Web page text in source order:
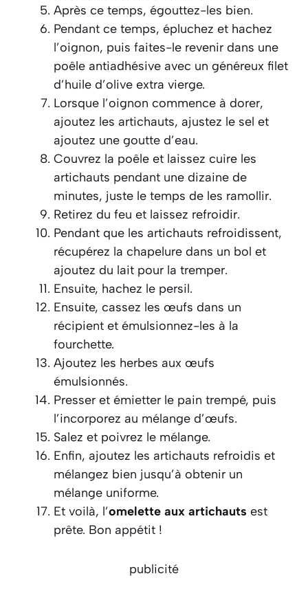
Après ce temps, égouttez-les bien.
Pendant ce temps, épluchez et hachez
l’oignon, puis faites-le revenir dans une
poêle antiadhésive avec un généreux filet
d’huile d’olive extra vierge.
Lorsque l’oignon commence à dorer,
ajoutez les artichauts, ajustez le sel et
ajoutez une goutte d’eau.
Couvrez la poêle et laissez cuire les
artichauts pendant une dizaine de
minutes, juste le temps de les ramollir.
Retirez du feu et laissez refroidir.
Pendant que les artichauts refroidissent,
récupérez la chapelure dans un bol et
ajoutez du lait pour la tremper.
Ensuite, hachez le persil.
Ensuite, cassez les œufs dans un
récipient et émulsionnez-les à la
fourchette.
Ajoutez les herbes aux œufs
émulsionnés.
Presser et émietter le pain trempé, puis
l’incorporez au mélange d’œufs.
Salez et poivrez le mélange.
Enfin, ajoutez les artichauts refroidis et
mélangez bien jusqu’à obtenir un
mélange uniforme.
Et voilà, l’omelette aux artichauts est
prête. Bon appétit !
publicité